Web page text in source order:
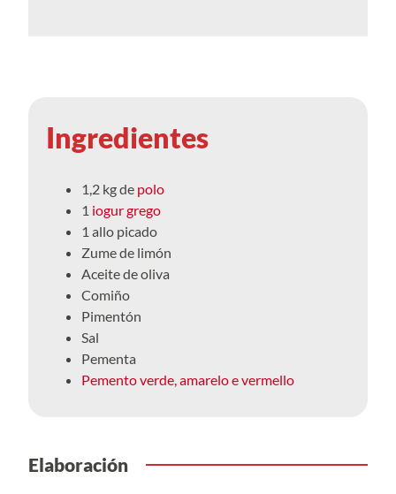
Ingredientes
1,2 kg de polo
1 iogur grego
1 allo picado
Zume de limón
Aceite de oliva
Comiño
Pimentón
Sal
Pementa
Pemento verde, amarelo e vermello
Elaboración